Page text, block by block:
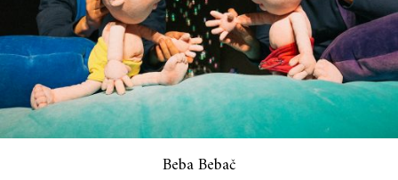
Beba Bebač